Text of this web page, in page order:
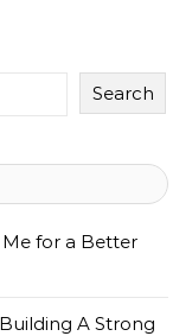
Search
for a Better
A Strong